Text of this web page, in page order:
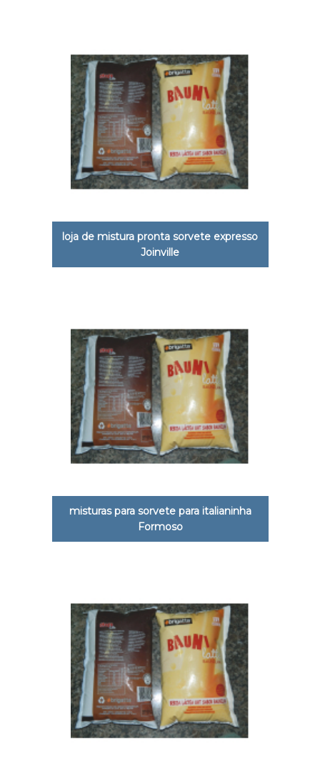
loja de mistura pronta sorvete expresso
Joinville
misturas para sorvete para italianinha
Formoso